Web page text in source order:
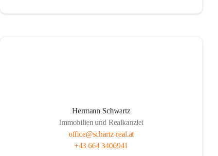
Hermann Schwartz
Immobilien und Realkanzlei
office@schartz-real.at
+43 664 3406941